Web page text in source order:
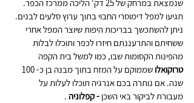
שנמצאת במרחק של 25 דק' הליכה ממרכז הכפר.
תגיעו למפל דימוסרי החבוי בתוך ערוץ סלעים לבנים.
ניתן להשתכשך בבריכות היפות שיוצר המפל אחרי
ששחיתם והתרעננתם חיזרו לכפר ותוכלו לבלות
מהפינות הקסומות שבו, כמו למשל בית הקפה
טרוקואלו
שנה. אם נותרה בכם אנרגיה תוכלו לעלות על
מעבורת לביקור באי השכן - קפלוניה .